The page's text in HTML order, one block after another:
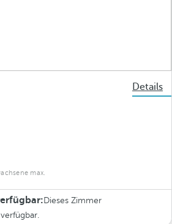
Details
max.
Dieses Zimmer